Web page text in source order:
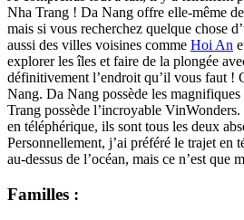
Nha Trang ! Da Nang offre elle-même
mais si vous recherchez quelque chose
aussi des villes voisines comme Hoi An
explorer les îles et faire de la plongée
définitivement l’endroit qu’il vous faut !
Nang. Da Nang possède les magnifiques
Trang possède l’incroyable
en téléphérique, ils sont tous les deux
Personnellement, j’ai préféré le trajet en
au-dessus de l’océan, mais ce n’est que
Familles :